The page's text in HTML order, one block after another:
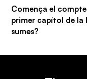
Comença el compte
primer capítol de la
sumes?